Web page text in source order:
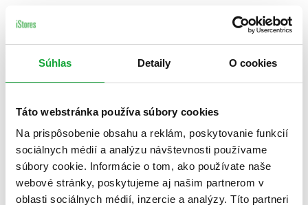
Súhlas Detaily O cookies
Táto webstránka používa súbory cookies
Na prispôsobenie obsahu a reklám, poskytovanie funkcií
sociálnych médií a analýzu návštevnosti používame
súbory cookie. Informácie o tom, ako používate naše
webové stránky, poskytujeme aj našim partnerom v
oblasti sociálnych médií, inzercie a analýzy. Títo partneri